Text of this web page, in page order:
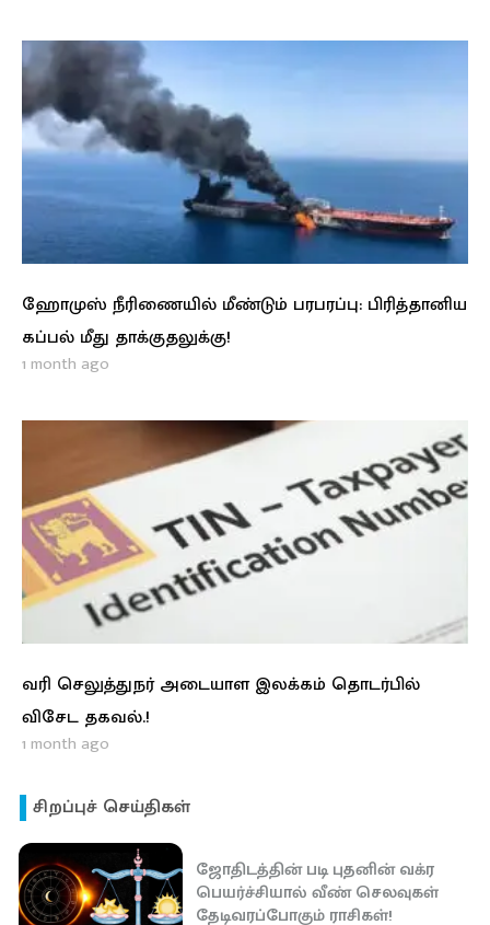
ஹோமுஸ் நீரிணையில் மீண்டும் பரபரப்பு: பிரித்தானிய
கப்பல் மீது தாக்குதலுக்கு!
1 month ago
வரி செலுத்துநர் அடையாள இலக்கம் தொடர்பில்
விசேட தகவல்.!
1 month ago
சிறப்புச் செய்திகள்
ஜோதிடத்தின் படி புதனின் வக்ர
பெயர்ச்சியால் வீண் செலவுகள்
தேடிவரப்போகும் ராசிகள்!